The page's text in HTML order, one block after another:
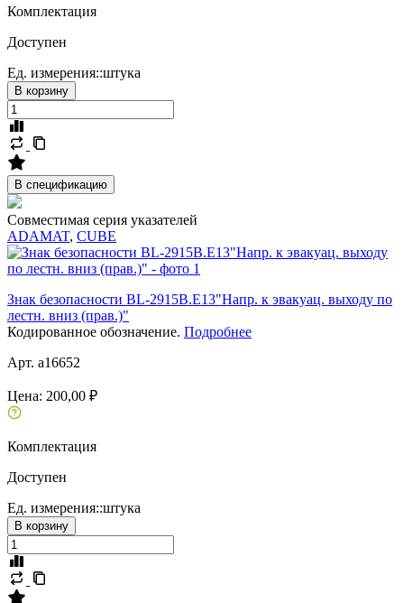
Комплектация
Доступен
Ед. измерения::штука
В корзину
В спецификацию
Совместимая серия указателей
ADAMAT, CUBE
Знак безопасности BL-2915B.E13"Напр. к эвакуац. выходу по
лестн. вниз (прав.)"
Кодированное обозначение. Подробнее
Арт. a16652
Цена: 200,00 ₽
Комплектация
Доступен
Ед. измерения::штука
В корзину